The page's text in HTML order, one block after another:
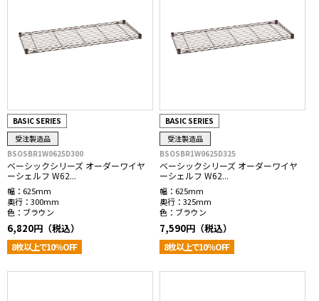
BASIC SERIES
受注製造品
BSOSBR1W0625D300
ベーシックシリーズ オーダーワイヤ
ーシェルフ W62...
幅： 625mm
奥行： 300mm
色： ブラウン
6,820円（税込）
8枚以上で10％OFF
BASIC SERIES
受注製造品
BSOSBR1W0625D325
ベーシックシリーズ オーダーワイヤ
ーシェルフ W62...
幅： 625mm
奥行： 325mm
色： ブラウン
7,590円（税込）
8枚以上で10％OFF